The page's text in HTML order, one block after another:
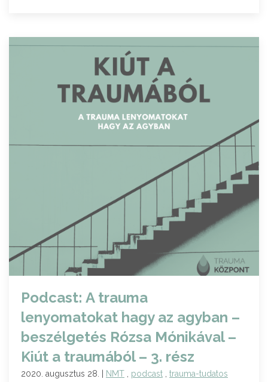
Podcast: A trauma
lenyomatokat hagy az agyban –
beszélgetés Rózsa Mónikával –
Kiút a traumából – 3. rész
2020. augusztus 28. | NMT podcast trauma-tudatos